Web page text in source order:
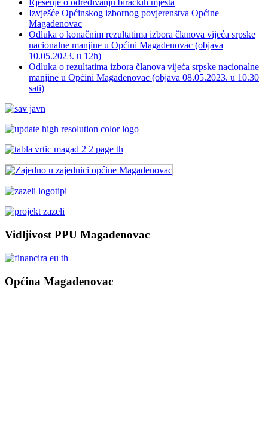
Rješenje o određivanju biračkih mjesta
Izvješće Općinskog izbornog povjerenstva Općine
Magadenovac
Odluka o konačnim rezultatima izbora članova vijeća srpske
nacionalne manjine u Općini Magadenovac (objava
10.05.2023. u 12h)
Odluka o rezultatima izbora članova vijeća srpske nacionalne
manjine u Općini Magadenovac (objava 08.05.2023. u 10.30
sati)
Vidljivost PPU Magadenovac
Općina Magadenovac